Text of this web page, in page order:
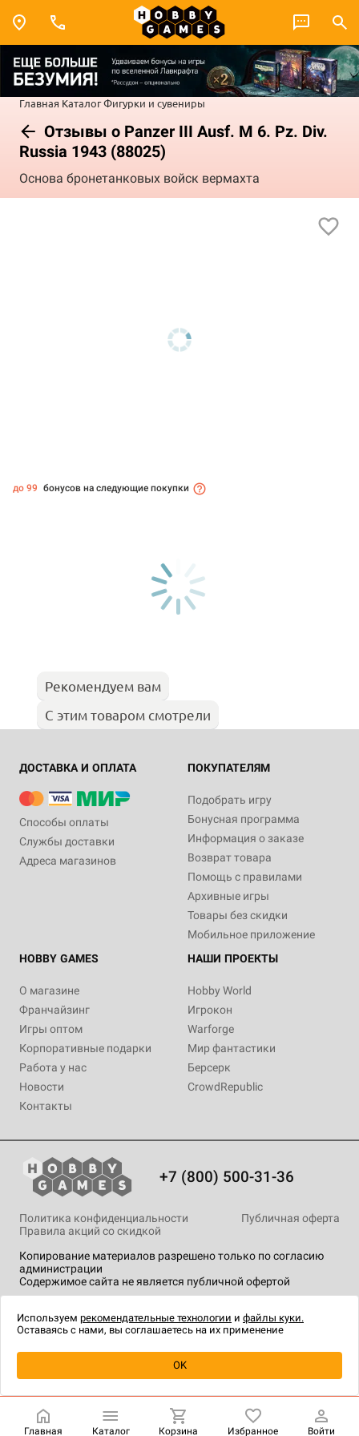
Главная КаталогФигурки и сувениры
Отзывы о Panzer III Ausf. M 6. Pz. Div.
Russia 1943 (88025)
Основа бронетанковых войск вермахта
Уведомить о наличии
до 99 бонусов на следующие покупки
Рекомендуем вам
С этим товаром смотрели
ДОСТАВКА И ОПЛАТА
Способы оплаты
Службы доставки
Адреса магазинов
ПОКУПАТЕЛЯМ
Подобрать игру
Бонусная программа
Информация о заказе
Возврат товара
Помощь с правилами
Архивные игры
Товары без скидки
Мобильное приложение
HOBBY GAMES
О магазине
Франчайзинг
Игры оптом
Корпоративные подарки
Работа у нас
Новости
Контакты
НАШИ ПРОЕКТЫ
Hobby World
Игрокон
Warforge
Мир фантастики
Берсерк
CrowdRepublic
+7 (800) 500-31-36
Копирование материалов разрешено только по согласию
администрации
Содержимое сайта не является публичной офертой
Политика конфиденциальности
Публичная оферта
Правила акций со скидкой
технологии.
Главная Каталог Корзина Избранное Войти
Используем рекомендательные технологии и файлы куки.
Оставаясь с нами, вы соглашаетесь на их применение
OK